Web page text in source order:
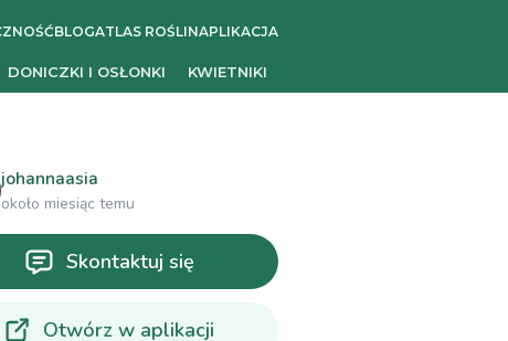
BLOGATLAS ROŚLINAPLIKACJA
DONICZKI I OSŁONKI KWIETNIKI
johannaasia
około miesiąc temu
Skontaktuj się
Otwórz w aplikacji